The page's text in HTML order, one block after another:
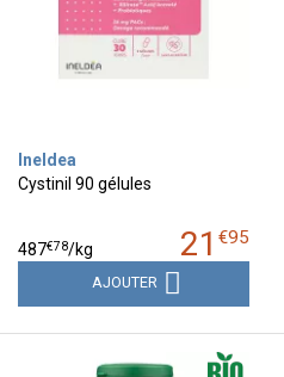
Ineldea
Cystinil 90 gélules
21 €95
487€78/kg
AJOUTER